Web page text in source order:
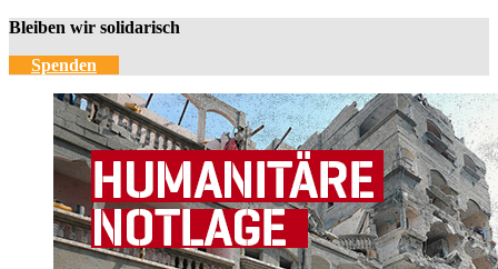
Bleiben wir solidarisch
Spenden